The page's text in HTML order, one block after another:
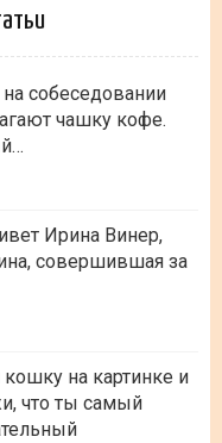
собеседовании
чашку кофе.
Ирина Винер,
совершившая за
кошку на картинке и
что ты самый